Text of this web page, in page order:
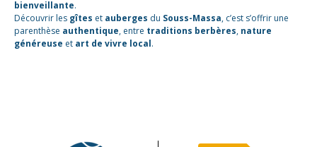
bienveillante.
Découvrir les gîtes et auberges du Souss-Massa, c’est s’offrir une
parenthèse authentique, entre traditions berbères, nature
généreuse et art de vivre local.